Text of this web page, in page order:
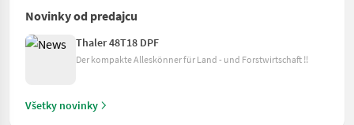
Novinky od predajcu
Thaler 48T18 DPF
Der kompakte Alleskönner für Land - und Forstwirtschaft !!
Všetky novinky